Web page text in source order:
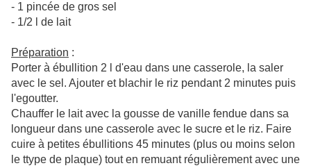
- 1 pincée de gros sel
- 1/2 l de lait
Préparation :
Porter à ébullition 2 l d'eau dans une casserole, la saler
avec le sel. Ajouter et blachir le riz pendant 2 minutes puis
l'egoutter.
Chauffer le lait avec la gousse de vanille fendue dans sa
longueur dans une casserole avec le sucre et le riz. Faire
cuire à petites ébullitions 45 minutes (plus ou moins selon
le ttype de plaque) tout en remuant régulièrement avec une